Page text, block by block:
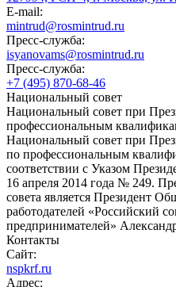
E-mail:
mintrud@rosmintrud.ru
Пресс-служба:
isyanovams@rosmintrud.ru
Пресс-служба:
+7 (495) 870-68-46
Национальный совет
Национальный совет при
профессиональным
Национальный совет при
по профессиональным
соответствии с Указом
16 апреля 2014 года № 249.
совета является Президент
работодателей «Российский
предпринимателей»
Контакты
Сайт:
nspkrf.ru
Адрес: